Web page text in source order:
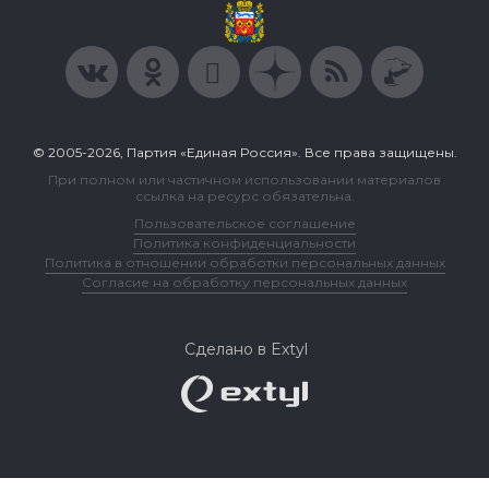
© 2005-2026, Партия «Единая Россия». Все права защищены.
При полном или частичном использовании материалов
ссылка на ресурс обязательна.
Пользовательское соглашение
Политика конфиденциальности
Политика в отношении обработки персональных данных
Согласие на обработку персональных данных
Сделано в Extyl